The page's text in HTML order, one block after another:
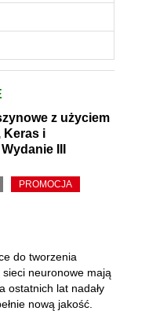
z użyciem
Keras i
III
PROMOCJA
do tworzenia
sieci neuronowe mają
ostatnich lat nadały
nową jakość.